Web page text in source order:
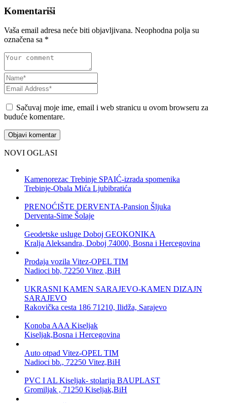
Komentariši
Vaša email adresa neće biti objavljivana. Neophodna polja su
označena sa *
Sačuvaj moje ime, email i web stranicu u ovom browseru za
buduće komentare.
NOVI OGLASI
Kamenorezac Trebinje SPAIĆ-izrada spomenika
Trebinje-Obala Mića Ljubibratića
PRENOĆIŠTE DERVENTA-Pansion Šljuka
Derventa-Sime Šolaje
Geodetske usluge Doboj GEOKONIKA
Kralja Aleksandra, Doboj 74000, Bosna i Hercegovina
Prodaja vozila Vitez-OPEL TIM
Nadioci bb, 72250 Vitez ,BiH
UKRASNI KAMEN SARAJEVO-KAMEN DIZAJN
SARAJEVO
Rakovička cesta 186 71210, Ilidža, Sarajevo
Konoba AAA Kiseljak
Kiseljak,Bosna i Hercegovina
Auto otpad Vitez-OPEL TIM
Nadioci bb., 72250 Vitez,BiH
PVC I AL Kiseljak- stolarija BAUPLAST
Gromiljak , 71250 Kiseljak,BiH